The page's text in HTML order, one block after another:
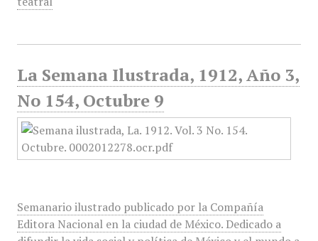
La Semana Ilustrada, 1912, Año 3,
No 154, Octubre 9
Semanario ilustrado publicado por la Compañía
Editora Nacional en la ciudad de México. Dedicado a